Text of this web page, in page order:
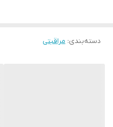
دسته‌بندی: مراقبتی